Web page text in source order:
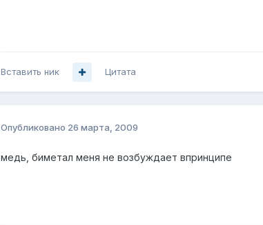
Вставить ник Цитата
Опубликовано 26 марта, 2009
медь, биметал меня не возбуждает впринципе